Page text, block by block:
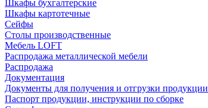
Шкафы бухгалтерские
Шкафы картотечные
Сейфы
Столы производственные
Мебель LOFT
Распродажа металлической мебели
Распродажа
Документация
Документы для получения и отгрузки продукции
Паспорт продукции, инструкции по сборке